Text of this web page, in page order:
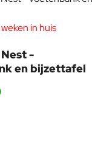
in huis
-
en bijzettafel